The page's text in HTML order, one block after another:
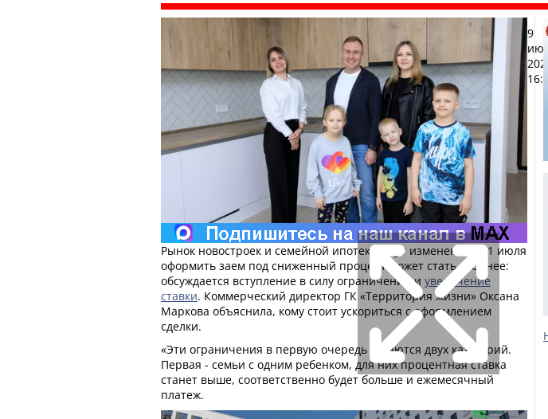
9
2026,
16:06
Рынок новостроек и семейной ипотеки ждут изменения. С 1 июля
оформить заем под сниженный процент может стать сложнее:
обсуждается вступление в силу ограничений и увеличение
ставки. Коммерческий директор ГК «Территория жизни» Оксана
Маркова объяснила, кому стоит ускориться с оформлением
сделки.
«Эти ограничения в первую очередь касаются двух категорий.
Первая - семьи с одним ребенком, для них процентная ставка
станет выше, соответственно будет больше и ежемесячный
платеж.